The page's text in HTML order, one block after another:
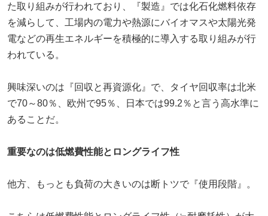
た取り組みが行われており、『製造』では化石化燃料依存
を減らして、工場内の電力や熱源にバイオマスや太陽光発
電などの再生エネルギーを積極的に導入する取り組みが行
われている。
興味深いのは『回収と再資源化』で、タイヤ回収率は北米
で70～80％、欧州で95％、日本では99.2％と言う高水準に
あることだ。
重要なのは低燃費性能とロングライフ性
他方、もっとも負荷の大きいのは断トツで『使用段階』。